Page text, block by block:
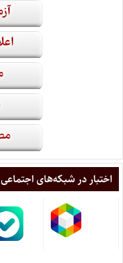
اختبار در شبکه‌های اجتماعی